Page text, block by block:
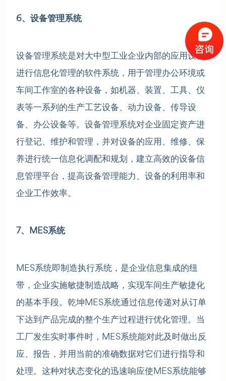
6、设备管理系统
设备管理系统是对大中型工业企业内部的应用设备
进行信息化管理的软件系统，用于管理办公环境或
车间工作室的各种设备，如机器、装置、工具、仪
表等一系列的生产工艺设备、动力设备、传导设
备、办公设备等。设备管理系统对企业固定资产进
行登记、维护和管理，并对设备的应用、维修、保
养进行统一信息化调配和规划，建立高效的设备信
息管理平台，提高设备管理能力、设备的利用率和
企业工作效率。
7、MES系统
MES系统即制造执行系统，是企业信息集成的纽
带，企业实施敏捷制造战略，实现车间生产敏捷化
的基本手段。乾坤MES系统通过信息传递对从订单
下达到产品完成的整个生产过程进行优化管理。当
工厂发生实时事件时，MES系统能对此及时做出反
应、报告，并用当前的准确数据对它们进行指导和
处理。这种对状态变化的迅速响应使MES系统能够